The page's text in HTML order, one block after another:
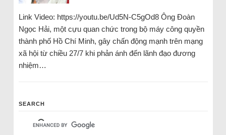
Link Video: https://youtu.be/Ud5N-C5gOd8 Ông Đoàn
Ngọc Hải, một cựu quan chức trong bộ máy công quyền
thành phố Hồ Chí Minh, gây chấn động mạnh trên mạng
xã hội từ chiều 27/7 khi phản ánh đến lãnh đạo đương
nhiệm…
SEARCH